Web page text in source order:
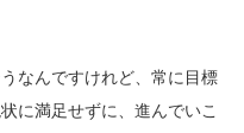
なんですけれど、常に目標
に満足せずに、進んでいこ